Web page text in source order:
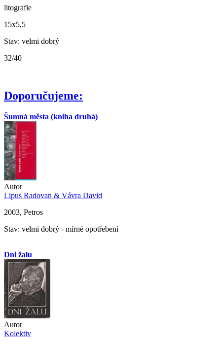
litografie
15x5,5
Stav: velmi dobrý
32/40
Doporučujeme:
Šumná města (kniha druhá)
Autor
Lipus Radovan & Vávra David
2003, Petros
Stav: velmi dobrý - mírné opotřebení
Dni žalu
Autor
Kolektiv